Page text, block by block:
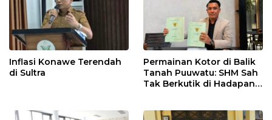
Inflasi Konawe Terendah
di Sultra
Permainan Kotor di Balik
Tanah Puuwatu: SHM Sah
Tak Berkutik di Hadapan